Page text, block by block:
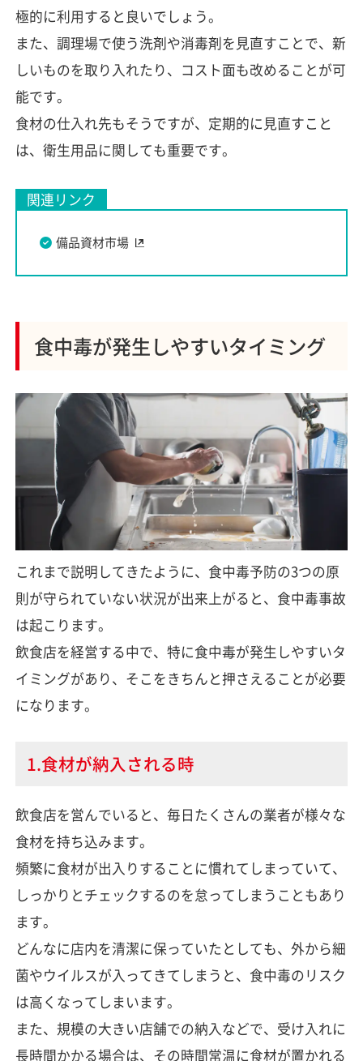
極的に利用すると良いでしょう。
また、調理場で使う洗剤や消毒剤を見直すことで、新
しいものを取り入れたり、コスト面も改めることが可
能です。
食材の仕入れ先もそうですが、定期的に見直すこと
は、衛生用品に関しても重要です。
関連リンク
備品資材市場
食中毒が発生しやすいタイミング
これまで説明してきたように、食中毒予防の3つの原
則が守られていない状況が出来上がると、食中毒事故
は起こります。
飲食店を経営する中で、特に食中毒が発生しやすいタ
イミングがあり、そこをきちんと押さえることが必要
になります。
1.食材が納入される時
飲食店を営んでいると、毎日たくさんの業者が様々な
食材を持ち込みます。
頻繁に食材が出入りすることに慣れてしまっていて、
しっかりとチェックするのを怠ってしまうこともあり
ます。
どんなに店内を清潔に保っていたとしても、外から細
菌やウイルスが入ってきてしまうと、食中毒のリスク
は高くなってしまいます。
また、規模の大きい店舗での納入などで、受け入れに
長時間かかる場合は、その時間常温に食材が置かれる